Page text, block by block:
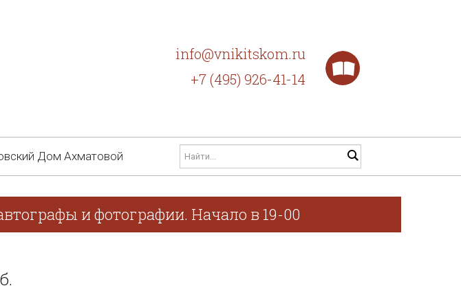
info@vnikitskom.ru
+7 (495) 926-41-14
Дом Ахматовой
и фотографии. Начало в 19-00